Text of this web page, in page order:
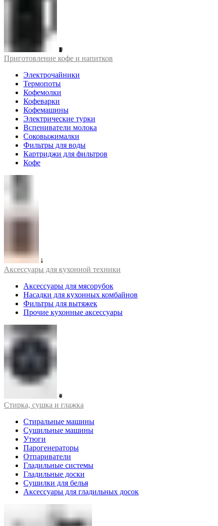
Приготовление кофе и напитков
Электрочайники
Термопоты
Кофемолки
Кофеварки
Кофемашины
Электрические турки
Вспениватели молока
Соковыжималки
Фильтры для воды
Картриджи для фильтров
Кофе
Аксессуары для кухонной техники
Аксессуары для мясорубок
Насадки для кухонных комбайнов
Фильтры для вытяжек
Прочие кухонные аксессуары
Стирка, сушка и глажка
Стиральные машины
Сушильные машины
Утюги
Парогенераторы
Отпариватели
Гладильные системы
Гладильные доски
Сушилки для белья
Аксессуары для гладильных досок